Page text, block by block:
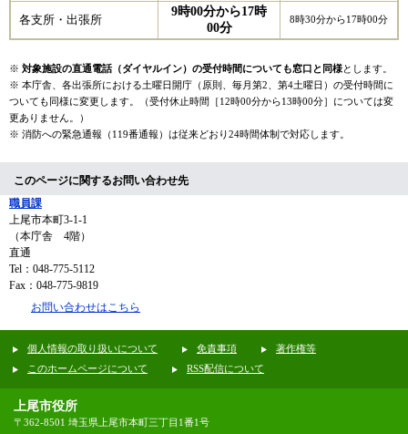
各支所・出張所
9時00分から17時
00分
8時30分から17時00分
※ 対象施設の直通電話（ダイヤルイン）の受付時間についても窓口と同様とします。
※ 本庁舎、各出張所における土曜日開庁（原則、毎月第2、第4土曜日）の受付時間に
ついても同様に変更します。（受付休止時間［12時00分から13時00分］については変
更ありません。）​
※ 消防への緊急通報（119番通報）は従来どおり24時間体制で対応します。
このページに関するお問い合わせ先
職員課
上尾市本町3-1-1
（本庁舎 4階）
直通
Tel：048-775-5112
Fax：048-775-9819
お問い合わせはこちら
個人情報の取り扱いについて 免責事項
著作権等
このホームページについて
RSS配信について
上尾市役所
〒362-8501 埼玉県上尾市本町三丁目1番1号